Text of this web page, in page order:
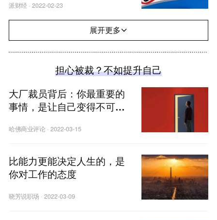
派财经·2022-02-23
展开更多
担心被裁？不如提升自己
大厂裁员背后：你最重要的
事情，是让自己变得不可替
哈佛商业评论 · 2022-03-15
比能力更能决定人生的，是
你对工作的态度
晓芳说职场 ·2022-03-09